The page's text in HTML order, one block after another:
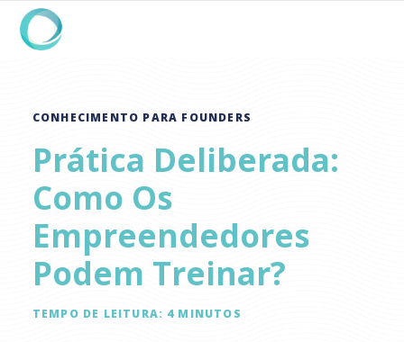
CONHECIMENTO PARA FOUNDERS
Prática Deliberada:
Como Os
Empreendedores
Podem Treinar?
TEMPO DE LEITURA: 4 MINUTOS